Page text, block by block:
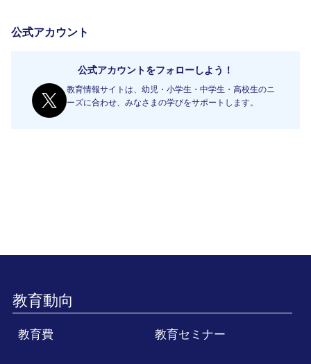
公式アカウント
公式アカウントをフォローしよう！
教育情報サイトは、幼児・小学生・中学生・高校生のニ
ーズに合わせ、みなさまの学びをサポートします。
教育動向
教育費 教育セミナー